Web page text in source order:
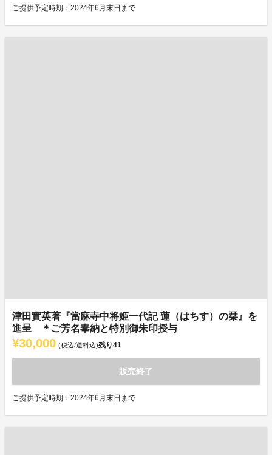
ご提供予定時期：2024年6月末日まで
津田實英著『當麻寺中将姫一代記 蓮（はちす）の栞』を
進呈 ＊ご芳名奉納と特別御朱印授与
¥30,000 (税込/送料込)残り41
販売終了
ご提供予定時期：2024年6月末日まで